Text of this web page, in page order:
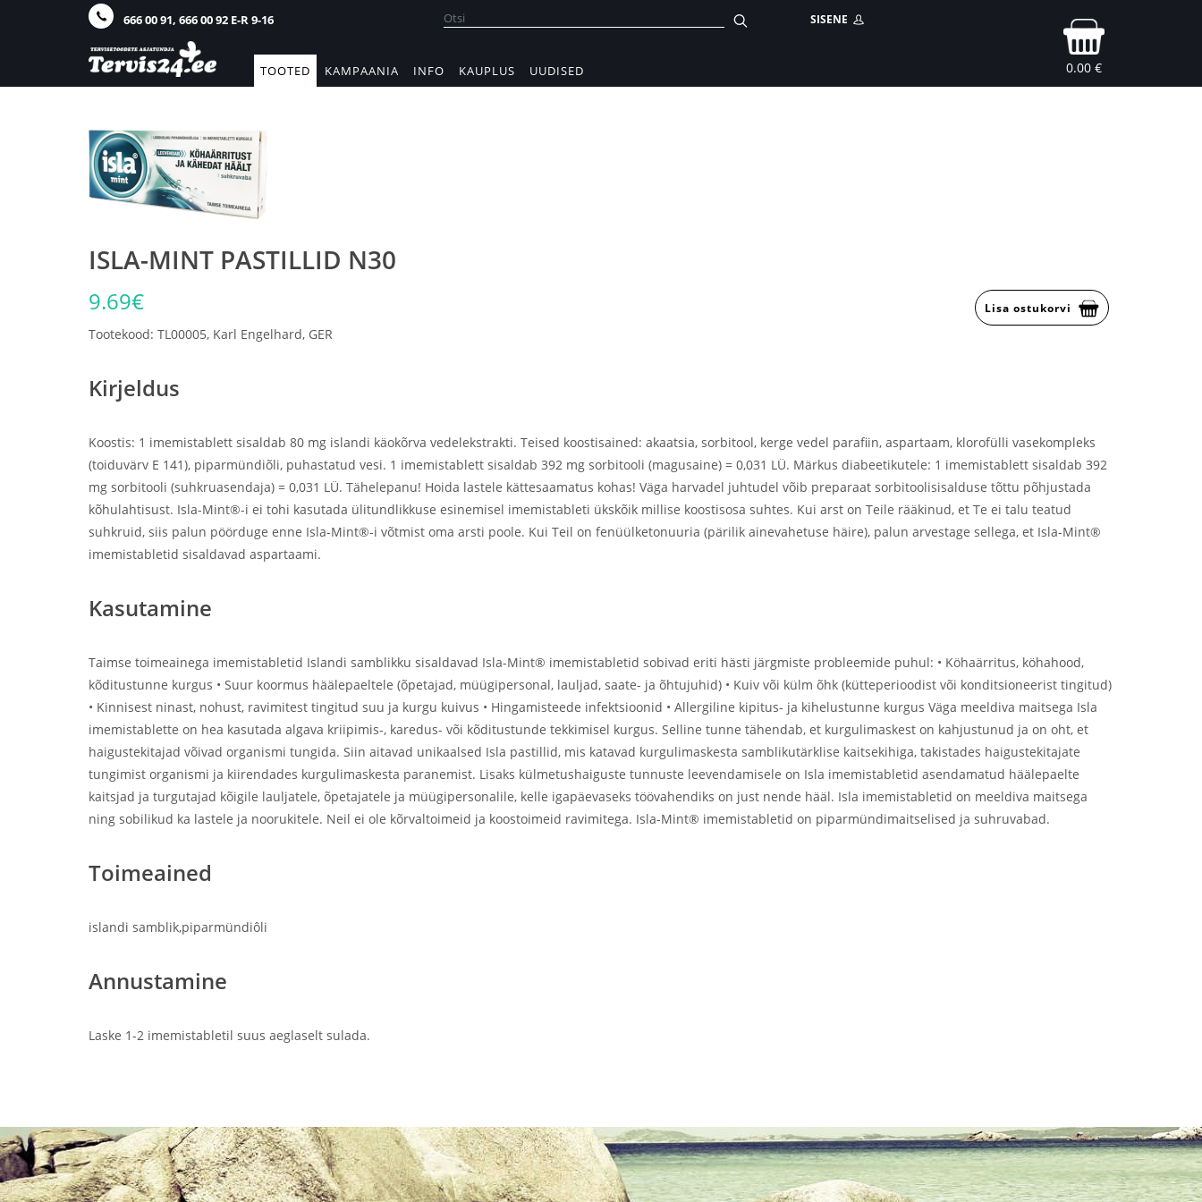
666 00 91, 666 00 92 E-R 9-16 SISENE
TOOTED KAMPAANIA INFO KAUPLUS UUDISED 0.00 €
ISLA-MINT PASTILLID N30
9.69€ Lisa ostukorvi
Tootekood: TL00005, Karl Engelhard, GER
Kirjeldus
Koostis: 1 imemistablett sisaldab 80 mg islandi käokõrva vedelekstrakti. Teised koostisained: akaatsia, sorbitool, kerge vedel parafiin, aspartaam, klorofülli vasekompleks
(toiduvärv E 141), piparmündiõli, puhastatud vesi. 1 imemistablett sisaldab 392 mg sorbitooli (magusaine) = 0,031 LÜ. Märkus diabeetikutele: 1 imemistablett sisaldab 392
mg sorbitooli (suhkruasendaja) = 0,031 LÜ. Tähelepanu! Hoida lastele kättesaamatus kohas! Väga harvadel juhtudel võib preparaat sorbitoolisisalduse tõttu põhjustada
kõhulahtisust. Isla-Mint®-i ei tohi kasutada ülitundlikkuse esinemisel imemistableti ükskõik millise koostisosa suhtes. Kui arst on Teile rääkinud, et Te ei talu teatud
suhkruid, siis palun pöörduge enne Isla-Mint®-i võtmist oma arsti poole. Kui Teil on fenüülketonuuria (pärilik ainevahetuse häire), palun arvestage sellega, et Isla-Mint®
imemistabletid sisaldavad aspartaami.
Kasutamine
Taimse toimeainega imemistabletid Islandi samblikku sisaldavad Isla-Mint® imemistabletid sobivad eriti hästi järgmiste probleemide puhul: • Köhaärritus, köhahood,
kõditustunne kurgus • Suur koormus häälepaeltele (õpetajad, müügipersonal, lauljad, saate- ja õhtujuhid) • Kuiv või külm õhk (kütteperioodist või konditsioneerist tingitud)
• Kinnisest ninast, nohust, ravimitest tingitud suu ja kurgu kuivus • Hingamisteede infektsioonid • Allergiline kipitus- ja kihelustunne kurgus Väga meeldiva maitsega Isla
imemistablette on hea kasutada algava kriipimis-, karedus- või kõditustunde tekkimisel kurgus. Selline tunne tähendab, et kurgulimaskest on kahjustunud ja on oht, et
haigustekitajad võivad organismi tungida. Siin aitavad unikaalsed Isla pastillid, mis katavad kurgulimaskesta samblikutärklise kaitsekihiga, takistades haigustekitajate
tungimist organismi ja kiirendades kurgulimaskesta paranemist. Lisaks külmetushaiguste tunnuste leevendamisele on Isla imemistabletid asendamatud häälepaelte
kaitsjad ja turgutajad kõigile lauljatele, õpetajatele ja müügipersonalile, kelle igapäevaseks töövahendiks on just nende hääl. Isla imemistabletid on meeldiva maitsega
ning sobilikud ka lastele ja noorukitele. Neil ei ole kõrvaltoimeid ja koostoimeid ravimitega. Isla-Mint® imemistabletid on piparmündimaitselised ja suhruvabad.
Toimeained
islandi samblik,piparmündiôli
Annustamine
Laske 1-2 imemistabletil suus aeglaselt sulada.